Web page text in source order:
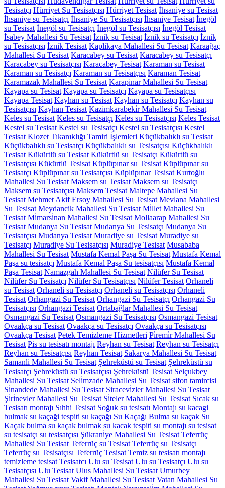
Tesisatçı Hürriyet Su Tesisatçısı Hürriyet Tesisat İhsaniye su Tesisat
İhsaniye su Tesisatçı İhsaniye Su Tesisatçısı İhsaniye Tesisat İnegöl
su Tesisat İnegöl su Tesisatçı İnegöl su Tesisatçısı İnegöl Tesisat
İ̇sabey Mahallesi Su Tesisat İznik su Tesisat İznik su Tesisatçı İznik
su Tesisatçısı İznik Tesisat Kaplikaya Mahallesi Su Tesisat Karaağaç
Mahallesi Su Tesisat Karacabey su Tesisat Karacabey su Tesisatçı
Karacabey su Tesisatçısı Karacabey Tesisat Karaman su Tesisat
Karaman su Tesisatçı Karaman su Tesisatçısı Karaman Tesisat
Karamazak Mahallesi Su Tesisat Karapinar Mahallesi Su Tesisat
Kayapa su Tesisat Kayapa su Tesisatçı Kayapa su Tesisatçısı
Kayapa Tesisat Kayhan su Tesisat Kayhan su Tesisatçı Kayhan su
Tesisatçısı Kayhan Tesisat Kazimkarabeki̇r Mahallesi Su Tesisat
Keles su Tesisat Keles su Tesisatçı Keles su Tesisatçısı Keles Tesisat
Kestel su Tesisat Kestel su Tesisatçı Kestel su Tesisatçısı Kestel
Tesisat Klozet Tıkanıklığı Tamiri İşlemleri Küçükbalıklı su Tesisat
Küçükbalıklı su Tesisatçı Küçükbalıklı su Tesisatçısı Küçükbalıklı
Tesisat Kükürtlü su Tesisat Kükürtlü su Tesisatçı Kükürtlü su
Tesisatçısı Kükürtlü Tesisat Küplüpınar su Tesisat Küplüpınar su
Tesisatçı Küplüpınar su Tesisatçısı Küplüpınar Tesisat Kurtoğlu
Mahallesi Su Tesisat Maksem su Tesisat Maksem su Tesisatçı
Maksem su Tesisatçısı Maksem Tesisat Maltepe Mahallesi Su
Tesisat Mehmet Aki̇f Ersoy Mahallesi Su Tesisat Mevlana Mahallesi
Su Tesisat Meydancik Mahallesi Su Tesisat Mi̇llet Mahallesi Su
Tesisat Mi̇marsi̇nan Mahallesi Su Tesisat Mollaarap Mahallesi Su
Tesisat Mudanya Su Tesisat Mudanya Su Tesisatçı Mudanya Su
Tesisatçısı Mudanya Tesisat Muradiye su Tesisat Muradiye su
Tesisatçı Muradiye Su Tesisatçısı Muradiye Tesisat Musababa
Mahallesi Su Tesisat Mustafa Kemal Paşa Su Tesisat Mustafa Kemal
Paşa su tesisatçı Mustafa Kemal Paşa Su tesisatçısı Mustafa Kemal
Paşa Tesisat Namazgah Mahallesi Su Tesisat Nilüfer Su Tesisat
Nilüfer Su Tesisatçı Nilüfer Su Tesisatçısı Nilüfer Tesisat Orhaneli
su Tesisat Orhaneli su Tesisatçı Orhaneli su Tesisatçısı Orhaneli
Tesisat Orhangazi Su Tesisat Orhangazi Su Tesisatçı Orhangazi Su
Tesisatçısı Orhangazi Tesisat Ortabağlar Mahallesi Su Tesisat
Osmangazi Su Tesisat Osmangazi Su Tesisatçısı Osmangazi Tesisat
Ovaakça su Tesisat Ovaakça su Tesisatçı Ovaakça su Tesisatçısı
Ovaakça Tesisat Petek Temizleme Hizmetleri Pi̇remi̇r Mahallesi Su
Tesisat Pis su tesisatı montajı Reyhan su Tesisat Reyhan su Tesisatçı
Reyhan su Tesisatçısı Reyhan Tesisat Sakarya Mahallesi Su Tesisat
Samanli Mahallesi Su Tesisat Şehreküstü su Tesisat Şehreküstü su
Tesisatçı Şehreküstü su Tesisatçısı Şehreküstü Tesisat Selçukbey
Mahallesi Su Tesisat Seli̇mzade Mahallesi Su Tesisat sifon tamircisi
Si̇nandede Mahallesi Su Tesisat Siracevi̇zler Mahallesi Su Tesisat
Şi̇ri̇nevler Mahallesi Su Tesisat Si̇teler Mahallesi Su Tesisat Sıcak su
Tesisatı montajı Sıhhi Tesisat Soğuk su tesisatı Montajı su kacagi
bulmak su kaçaği tespiti su kaçağı Su Kaçağı Bulma su kaçak Su
Kaçak bulma su kaçak bulmak su kacak tespiti su montajı su tesisat
su tesisatçı su tesisatçısı Şükrani̇ye Mahallesi Su Tesisat Teferrüç
Mahallesi Su Tesisat Teferrüç su Tesisat Teferrüç su Tesisatçı
Teferrüç su Tesisatçısı Teferrüç Tesisat Temiz su tesisatı montajı
temizleme tesisat Tesisatcı Ulu su Tesisat Ulu su Tesisatçı Ulu su
Tesisatçısı Ulu Tesisat Ulus Mahallesi Su Tesisat Umurbey
Mahallesi Su Tesisat Vakif Mahallesi Su Tesisat Vatan Mahallesi Su